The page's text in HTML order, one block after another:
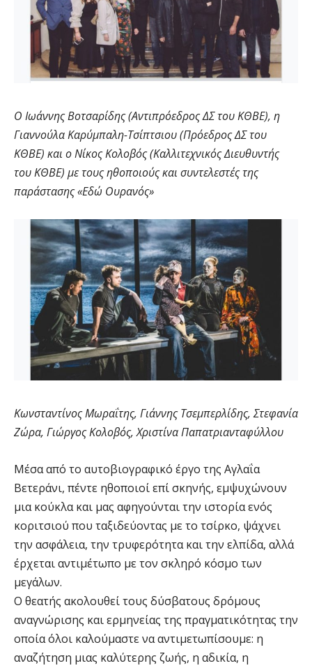
Ο Ιωάννης Βοτσαρίδης (Αντιπρόεδρος ΔΣ του ΚΘΒΕ), η
Γιαννούλα Καρύμπαλη-Τσίπτσιου (Πρόεδρος ΔΣ του
ΚΘΒΕ) και ο Νίκος Κολοβός (Καλλιτεχνικός Διευθυντής
του ΚΘΒΕ) με τους ηθοποιούς και συντελεστές της
παράστασης «Εδώ Ουρανός»
Κωνσταντίνος Μωραΐτης, Γιάννης Τσεμπερλίδης, Στεφανία
Ζώρα, Γιώργος Κολοβός, Χριστίνα Παπατριανταφύλλου
Μέσα από το αυτοβιογραφικό έργο της Αγλαΐα
Βετεράνι, πέντε ηθοποιοί επί σκηνής, εμψυχώνουν
μια κούκλα και μας αφηγούνται την ιστορία ενός
κοριτσιού που ταξιδεύοντας με το τσίρκο, ψάχνει
την ασφάλεια, την τρυφερότητα και την ελπίδα, αλλά
έρχεται αντιμέτωπο με τον σκληρό κόσμο των
μεγάλων.
Ο θεατής ακολουθεί τους δύσβατους δρόμους
αναγνώρισης και ερμηνείας της πραγματικότητας την
οποία όλοι καλούμαστε να αντιμετωπίσουμε: η
αναζήτηση μιας καλύτερης ζωής, η αδικία, η